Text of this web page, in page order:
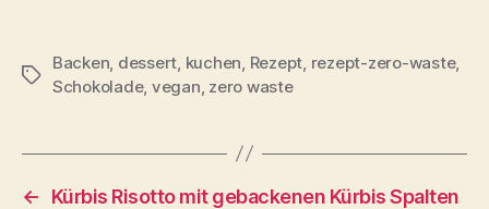
Schlagwörter
Backen dessert kuchen Rezept rezept-zero-waste,
Schokolade, vegan zero waste
←
Kürbis Risotto mit gebackenen Kürbis Spalten